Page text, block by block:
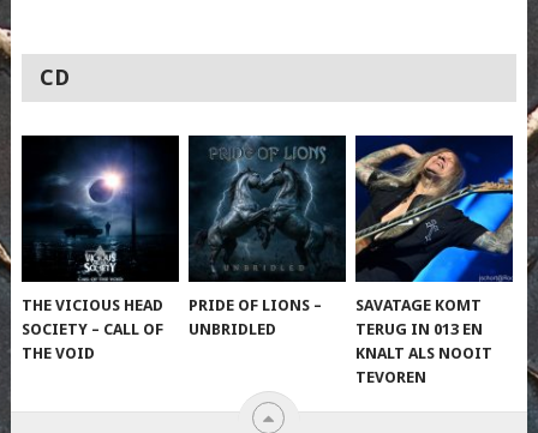
CD
THE VICIOUS HEAD
SOCIETY – CALL OF
THE VOID
PRIDE OF LIONS –
UNBRIDLED
SAVATAGE KOMT
TERUG IN 013 EN
KNALT ALS NOOIT
TEVOREN